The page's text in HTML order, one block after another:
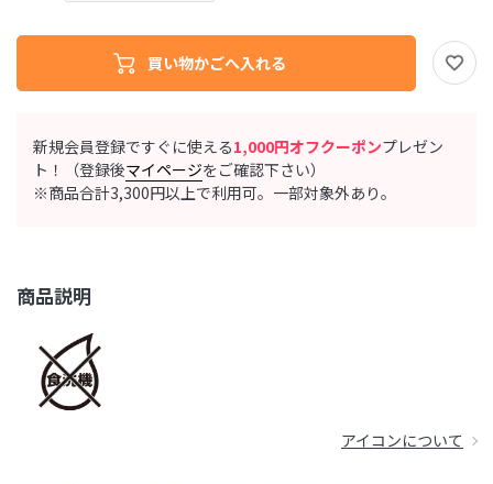
新規会員登録ですぐに使える1,000円オフクーポンプレゼン
ト！（登録後マイページをご確認下さい）
※商品合計3,300円以上で利用可。一部対象外あり。
商品説明
アイコンについて